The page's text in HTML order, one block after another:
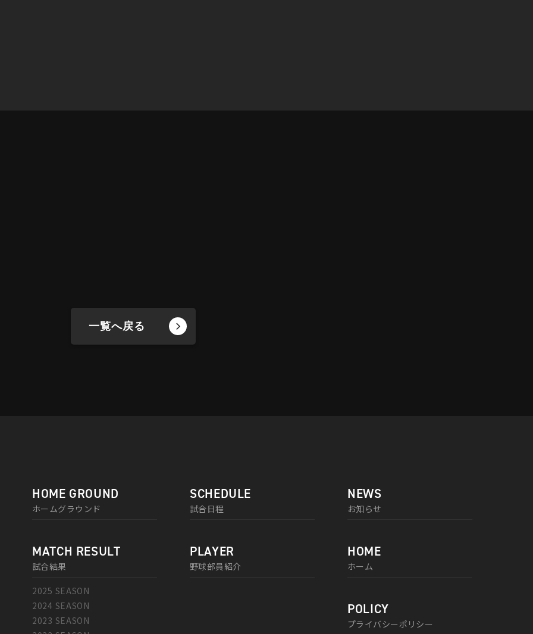
一覧へ戻る
HOME GROUND
ホームグラウンド
MATCH RESULT
試合結果
2025 SEASON
2024 SEASON
2023 SEASON
SCHEDULE
試合日程
PLAYER
野球部員紹介
NEWS
お知らせ
HOME
ホーム
POLICY
プライバシーポリシー